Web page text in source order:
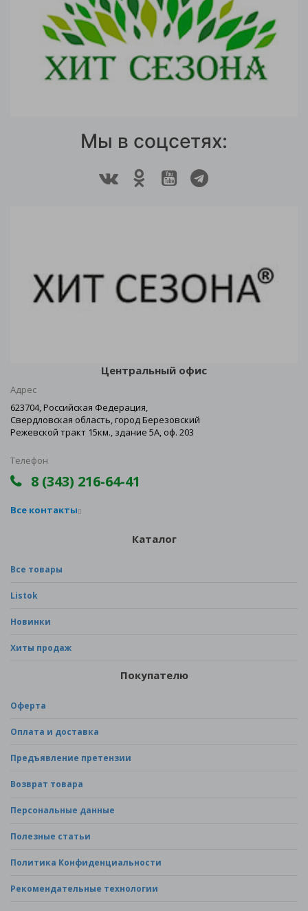
Мы в соцсетях:
Центральный офис
Адрес
623704, Российская Федерация,
Свердловская область, город Березовский
Режевской тракт 15км., здание 5А, оф. 203
Телефон
8 (343) 216-64-41
Все контакты
Каталог
Все товары
Listok
Новинки
Хиты продаж
Покупателю
Оферта
Оплата и доставка
Предъявление претензии
Возврат товара
Персональные данные
Полезные статьи
Политика Конфиденциальности
Рекомендательные технологии